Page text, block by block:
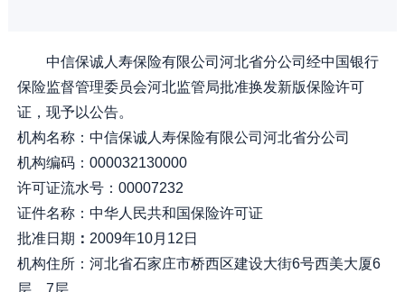
中信保诚人寿保险有限公司河北省分公司经中国银行
保险监督管理委员会河北监管局批准换发新版保险许可
证，现予以公告。
机构名称：中信保诚人寿保险有限公司河北省分公司
机构编码：000032130000
许可证流水号：00007232
证件名称：中华人民共和国保险许可证
批准日期 ： 2009年10月12日
机构住所：河北省石家庄市桥西区建设大街6号西美大厦6
层、7层